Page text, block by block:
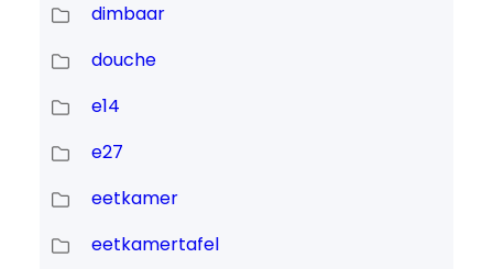
dimbaar
douche
e14
e27
eetkamer
eetkamertafel